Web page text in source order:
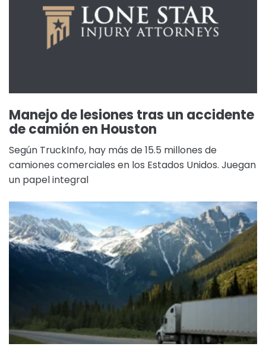
Manejo de lesiones tras un accidente
de camión en Houston
Según TruckInfo, hay más de 15.5 millones de
camiones comerciales en los Estados Unidos. Juegan
un papel integral